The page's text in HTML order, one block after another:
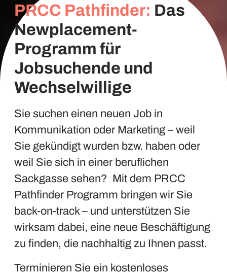
PRCC Pathfinder: Das
Newplacement-
Programm für
Jobsuchende und
Wechselwillige
Sie suchen einen neuen Job in
Kommunikation oder Marketing – weil
Sie gekündigt wurden bzw. haben oder
weil Sie sich in einer beruflichen
Sackgasse sehen? Mit dem PRCC
Pathfinder Programm bringen wir Sie
back-on-track – und unterstützen Sie
wirksam dabei, eine neue Beschäftigung
zu finden, die nachhaltig zu Ihnen passt.
Terminieren Sie ein kostenloses